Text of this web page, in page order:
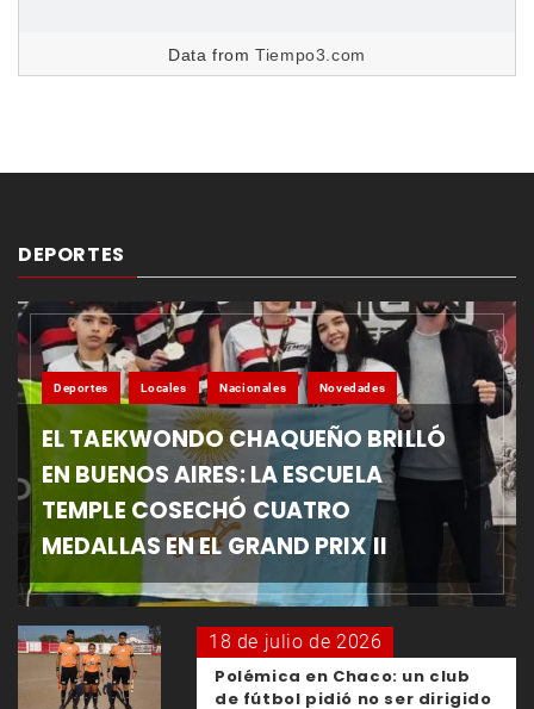
Data fromTiempo3.com
DEPORTES
Deportes Locales Nacionales Novedades
EL TAEKWONDO CHAQUEÑO BRILLÓ
EN BUENOS AIRES: LA ESCUELA
TEMPLE COSECHÓ CUATRO
MEDALLAS EN EL GRAND PRIX II
18 de julio de 2026
Polémica en Chaco: un club
de fútbol pidió no ser dirigido